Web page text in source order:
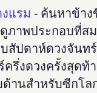
แรม - ค้นหาข้าง
ภาพประกอบที่ส
บสัปดาห์ดวงจัน
รึ่งดวงครั้งสุด
ด้านสำหรับซีกโ